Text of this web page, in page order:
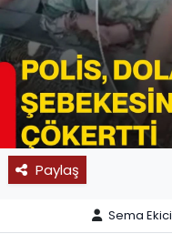
Paylaş
Sema Ekici